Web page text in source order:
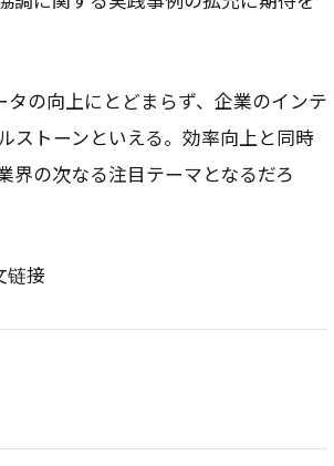
の向上にとどまらず、企業のインテ
ストーンといえる。効率向上と同時
界の次なる注目テーマとなるだろ
链接